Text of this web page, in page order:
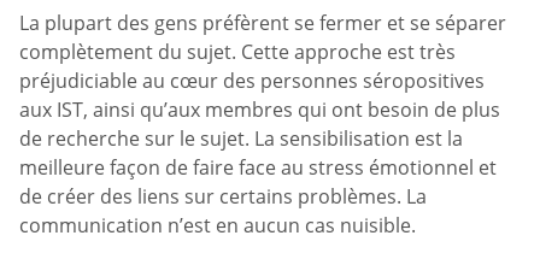
La plupart des gens préfèrent se fermer et se séparer
complètement du sujet. Cette approche est très
préjudiciable au cœur des personnes séropositives
aux IST, ainsi qu’aux membres qui ont besoin de plus
de recherche sur le sujet. La sensibilisation est la
meilleure façon de faire face au stress émotionnel et
de créer des liens sur certains problèmes. La
communication n’est en aucun cas nuisible.